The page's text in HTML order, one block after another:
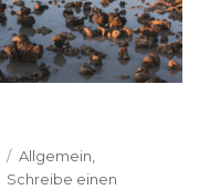
Kategorien
Allgemein
Schreibe einen